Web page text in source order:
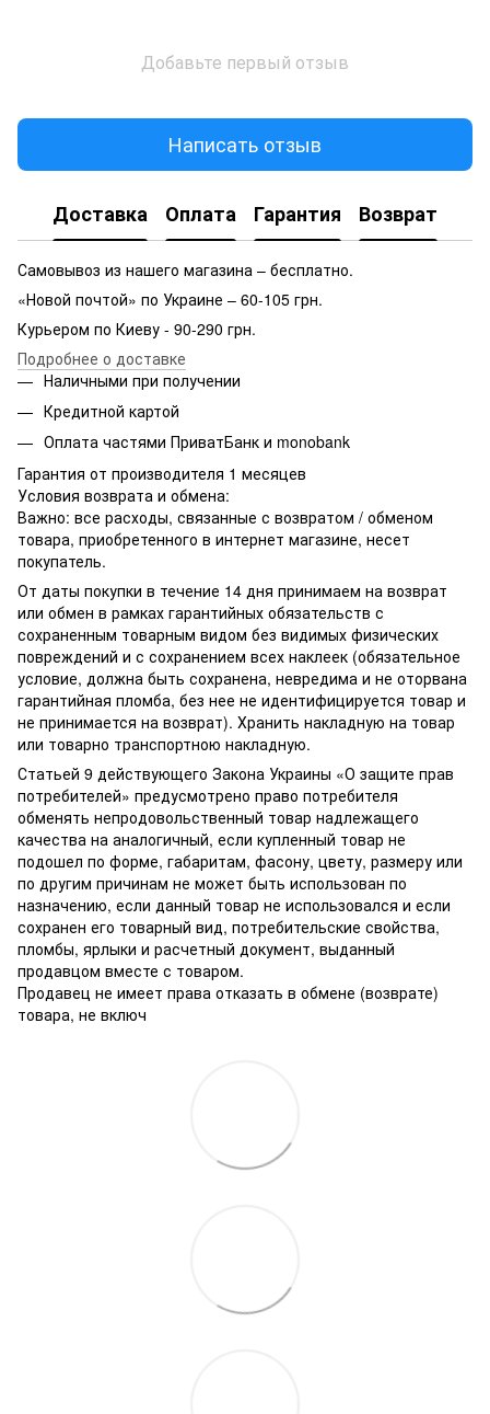
Добавьте первый отзыв
Написать отзыв
Доставка Оплата Гарантия Возврат
Самовывоз из нашего магазина – бесплатно.
«Новой почтой» по Украине – 60-105 грн.
Курьером по Киеву - 90-290 грн.
Подробнее о доставке
Наличными при получении
Кредитной картой
Оплата частями ПриватБанк и monobank
Гарантия от производителя 1 месяцев
Условия возврата и обмена:
Важно: все расходы, связанные с возвратом / обменом
товара, приобретенного в интернет магазине, несет
покупатель.
От даты покупки в течение 14 дня принимаем на возврат
или обмен в рамках гарантийных обязательств с
сохраненным товарным видом без видимых физических
повреждений и с сохранением всех наклеек (обязательное
условие, должна быть сохранена, невредима и не оторвана
гарантийная пломба, без нее не идентифицируется товар и
не принимается на возврат). Хранить накладную на товар
или товарно транспортною накладную.
Статьей 9 действующего Закона Украины «О защите прав
потребителей» предусмотрено право потребителя
обменять непродовольственный товар надлежащего
качества на аналогичный, если купленный товар не
подошел по форме, габаритам, фасону, цвету, размеру или
по другим причинам не может быть использован по
назначению, если данный товар не использовался и если
сохранен его товарный вид, потребительские свойства,
пломбы, ярлыки и расчетный документ, выданный
продавцом вместе с товаром.
Продавец не имеет права отказать в обмене (возврате)
товара, не включ